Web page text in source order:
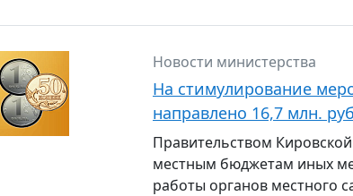
Новости министерства
На стимулирование
направлено 16,7 млн.
Правительством
местным бюджетам иных
работы органов местного